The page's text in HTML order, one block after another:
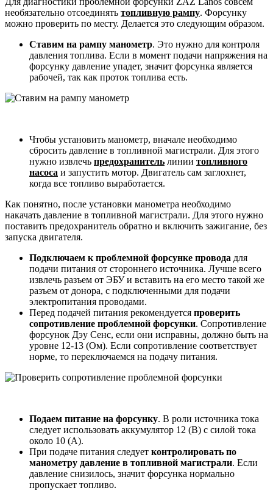
необязательно отсоединять топливную рампу. Форсунку
можно проверить по месту. Делается это следующим образом.
Ставим на рампу манометр. Это нужно для контроля
давления топлива. Если в момент подачи напряжения на
форсунку давление упадет, значит форсунка является
рабочей, так как проток топлива есть.
Чтобы установить манометр, вначале необходимо
сбросить давление в топливной магистрали. Для этого
нужно извлечь предохранитель линии топливного
насоса и запустить мотор. Двигатель сам заглохнет,
когда все топливо выработается.
Как понятно, после установки манометра необходимо
накачать давление в топливной магистрали. Для этого нужно
поставить предохранитель обратно и включить зажигание, без
запуска двигателя.
Подключаем к проблемной форсунке провода для
подачи питания от стороннего источника. Лучше всего
извлечь разъем от ЭБУ и вставить на его место такой же
разъем от донора, с подключенными для подачи
электропитания проводами.
Перед подачей питания рекомендуется проверить
сопротивление проблемной форсунки. Сопротивление
форсунок Дэу Сенс, если они исправны, должно быть на
уровне 12-13 (Ом). Если сопротивление соответствует
норме, то переключаемся на подачу питания.
Подаем питание на форсунку. В роли источника тока
следует использовать аккумулятор 12 (В) с силой тока
около 10 (А).
При подаче питания следует контролировать по
манометру давление в топливной магистрали. Если
давление снизилось, значит форсунка нормально
пропускает топливо.